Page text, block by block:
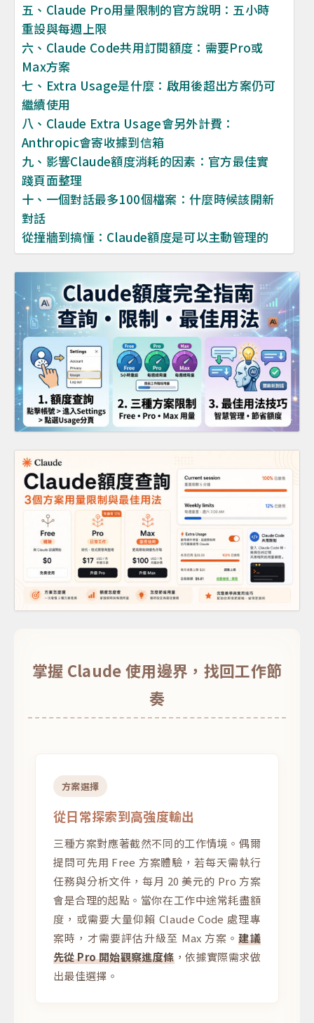
五、Claude Pro用量限制的官方說明：五小時
重設與每週上限
六、Claude Code共用訂閱額度：需要Pro或
Max方案
七、Extra Usage是什麼：啟用後超出方案仍可
繼續使用
八、Claude Extra Usage會另外計費：
Anthropic會寄收據到信箱
九、影響Claude額度消耗的因素：官方最佳實
踐頁面整理
十、一個對話最多100個檔案：什麼時候該開新
對話
從撞牆到搞懂：Claude額度是可以主動管理的
掌握 Claude 使用邊界，找回工作節
奏
方案選擇
從日常探索到高強度輸出
三種方案對應著截然不同的工作情境。偶爾
提問可先用 Free 方案體驗，若每天需執行
任務與分析文件，每月 20 美元的 Pro 方案
會是合理的起點。當你在工作中途常耗盡額
度，或需要大量仰賴 Claude Code 處理專
案時，才需要評估升級至 Max 方案。建議
先從 Pro 開始觀察進度條，依據實際需求做
出最佳選擇。